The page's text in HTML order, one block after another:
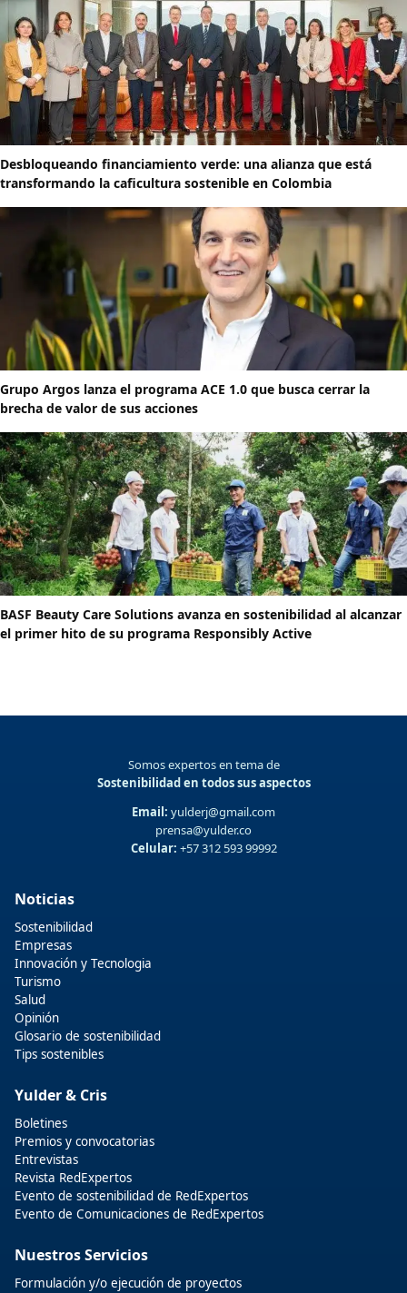
Desbloqueando financiamiento verde: una alianza que está
transformando la caficultura sostenible en Colombia
Grupo Argos lanza el programa ACE 1.0 que busca cerrar la
brecha de valor de sus acciones
BASF Beauty Care Solutions avanza en sostenibilidad al alcanzar
el primer hito de su programa Responsibly Active
Somos expertos en tema de
Sostenibilidad en todos sus aspectos
Email: yulderj@gmail.com
prensa@yulder.co
Celular: +57 312 593 99992
Noticias
Sostenibilidad
Empresas
Innovación y Tecnologia
Turismo
Salud
Opinión
Glosario de sostenibilidad
Tips sostenibles
Yulder & Cris
Boletines
Premios y convocatorias
Entrevistas
Revista RedExpertos
Evento de sostenibilidad de RedExpertos
Evento de Comunicaciones de RedExpertos
Nuestros Servicios
Formulación y/o ejecución de proyectos